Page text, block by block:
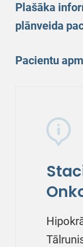
Plašāka
plānveida
Pacientu